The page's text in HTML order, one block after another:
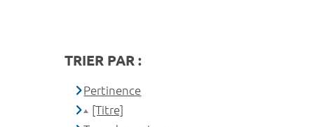
TRIER PAR :
Pertinence
[Titre]